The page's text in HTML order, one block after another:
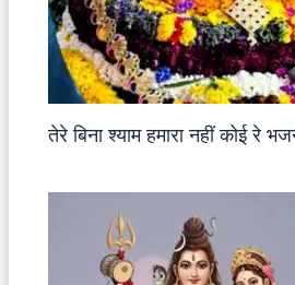
तेरे बिना श्याम हमारा नहीं कोई रे